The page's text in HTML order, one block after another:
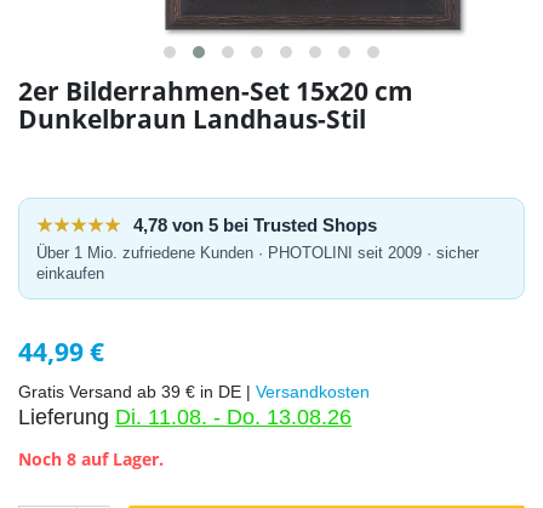
2er Bilderrahmen-Set 15x20 cm
Dunkelbraun Landhaus-Stil
★★★★★ 4,78 von 5 bei Trusted Shops
Über 1 Mio. zufriedene Kunden · PHOTOLINI seit 2009 · sicher
einkaufen
44,99 €
Gratis Versand ab 39 € in DE | Versandkosten
Lieferung Di. 11.08. - Do. 13.08.26
Noch 8 auf Lager.